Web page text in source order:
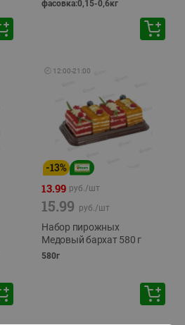
фасовка:0,15-0,6кг
🕘 12:00-21:00
-13%
13.99 руб./шт
15.99 руб./шт
Набор пирожных
Медовый бархат 580 г
580г